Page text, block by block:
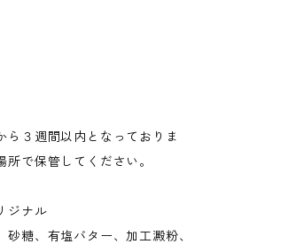
３週間以内となっておりま
で保管してください。
ジナル
砂糖、有塩バター、加工澱粉、